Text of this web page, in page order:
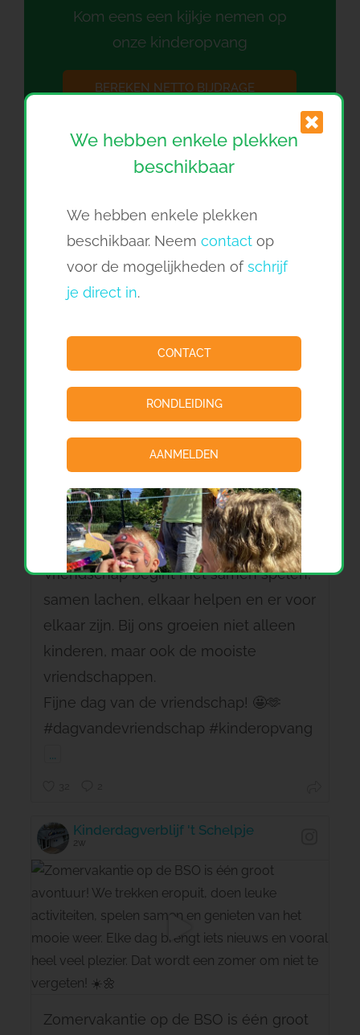
Kom eens een kijkje nemen op
onze kinderopvang
BEREKEN NETTO BIJDRAGE
RONDLEIDING AANVRAGEN
Vandaag vieren we de dag van de
vriendschap! 💛
Vriendschap begint met samen spelen,
samen lachen, elkaar helpen en er voor
elkaar zijn. Bij ons groeien niet alleen
kinderen, maar ook de mooiste
vriendschappen.
Fijne dag van de vriendschap! 🤩🫶
#dagvandevriendschap #kinderopvang
...
Kinderdagverblijf 't Schelpje
2w
Zomervakantie op de BSO is één groot
We hebben enkele plekken
beschikbaar
We hebben enkele plekken
beschikbaar. Neem contact op
voor de mogelijkheden ofschrijf
je direct in.
CONTACT
RONDLEIDING
AANMELDEN